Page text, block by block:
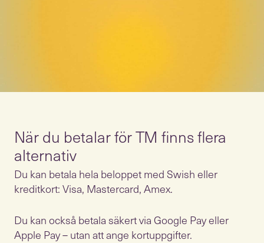
När du betalar för TM finns flera
alternativ
Du kan betala hela beloppet med Swish eller
kreditkort: Visa, Mastercard, Amex.
Du kan också betala säkert via Google Pay eller
Apple Pay – utan att ange kortuppgifter.